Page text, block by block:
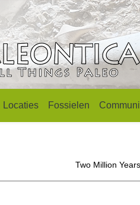
Locaties Fossielen
Two Million